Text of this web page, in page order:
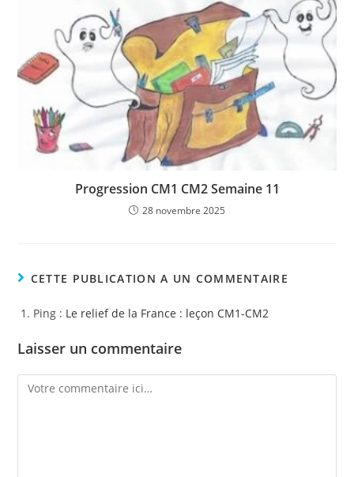
Progression CM1 CM2 Semaine 11
28 novembre 2025
CETTE PUBLICATION A UN COMMENTAIRE
Ping : Le relief de la France : leçon CM1-CM2
Laisser un commentaire